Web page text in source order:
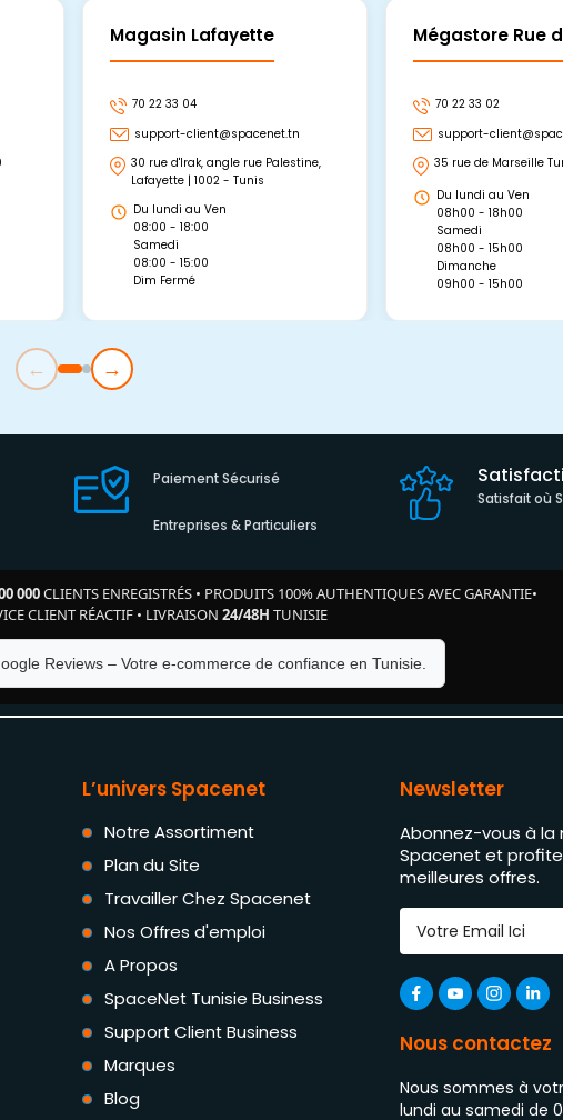
Magasin Lafayette
70 22 33 04
support-client@spacenet.tn
30 rue d'Irak, angle rue Palestine,
Lafayette | 1002 - Tunis
Du lundi au Ven
08:00 - 18:00
Samedi
08:00 - 15:00
Dim Fermé
Mégastore Rue
70 22 33 02
support-
35 rue de Marseille
Du lundi au Ven
08h00 - 18h00
Samedi
08h00 - 15h00
Dimanche
09h00 - 15h00
← →
Paiement Sécurisé
Entreprises & Particuliers
Satisfait où
000CLIENTS ENREGISTRÉS• PRODUITS 100% AUTHENTIQUES AVEC GARANTIE•
CLIENT RÉACTIF • LIVRAISON 24/48H TUNISIE
Reviews – Votre e-commerce de confiance en Tunisie.
L’univers Spacenet
Notre Assortiment
Plan du Site
Travailler Chez Spacenet
Nos Offres d'emploi
A Propos
SpaceNet Tunisie Business
Support Client Business
Marques
Blog
Newsletter
Abonnez-vous à la
Spacenet et
meilleures offres.
Nous contactez
Nous sommes à
lundi au samedi de